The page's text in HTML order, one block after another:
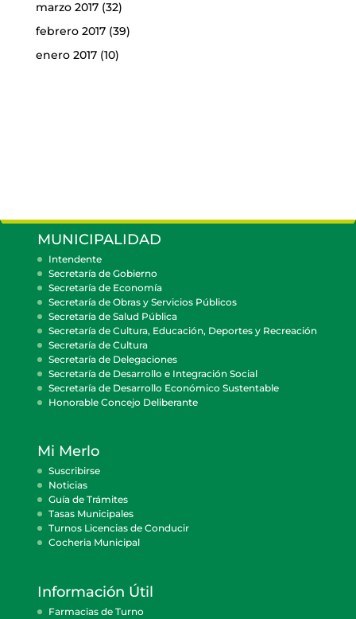
marzo 2017(32)
febrero 2017(39)
enero 2017(10)
MUNICIPALIDAD
Intendente
Secretaría de Gobierno
Secretaría de Economía
Secretaría de Obras y Servicios Públicos
Secretaría de Salud Pública
Secretaría de Cultura, Educación, Deportes y Recreación
Secretaría de Cultura
Secretaría de Delegaciones
Secretaría de Desarrollo e Integración Social
Secretaría de Desarrollo Económico Sustentable
Honorable Concejo Deliberante
Mi Merlo
Suscribirse
Noticias
Guía de Trámites
Tasas Municipales
Turnos Licencias de Conducir
Cocheria Municipal
Información Útil
Farmacias de Turno